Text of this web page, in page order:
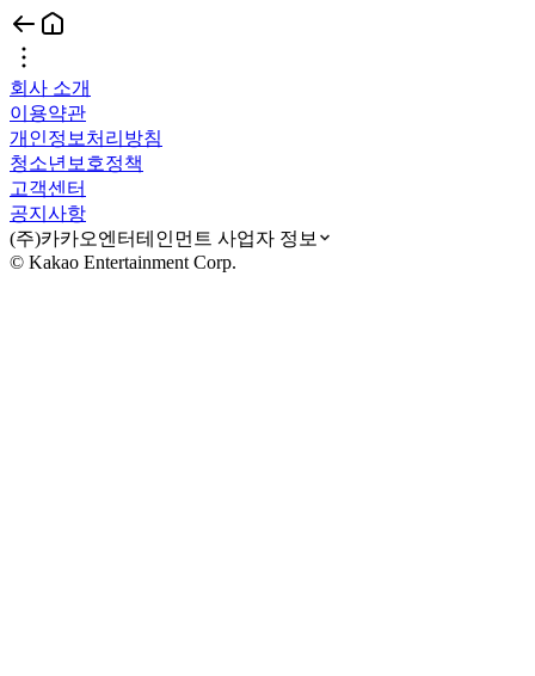
회사 소개
이용약관
개인정보처리방침
청소년보호정책
고객센터
공지사항
(주)카카오엔터테인먼트 사업자 정보
© Kakao Entertainment Corp.